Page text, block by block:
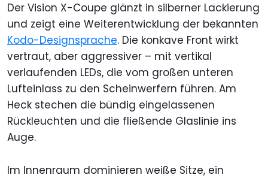
Der Vision X-Coupe glänzt in silberner Lackierung
und zeigt eine Weiterentwicklung der bekannten
Kodo-Designsprache. Die konkave Front wirkt
vertraut, aber aggressiver – mit vertikal
verlaufenden LEDs, die vom großen unteren
Lufteinlass zu den Scheinwerfern führen. Am
Heck stechen die bündig eingelassenen
Rückleuchten und die fließende Glaslinie ins
Auge.
Im Innenraum dominieren weiße Sitze, ein